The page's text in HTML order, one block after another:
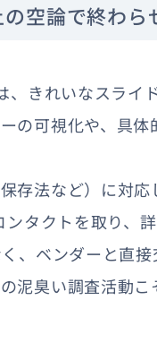
空論で終わら
、きれいなスラ
の可視化や、具
存法など）に対
タクトを取り、
、ベンダーと直
泥臭い調査活動